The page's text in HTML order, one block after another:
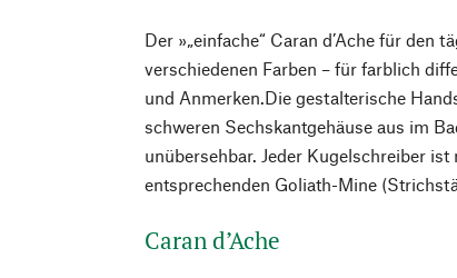
Der »„einfache“ Caran d’Ache für den
verschiedenen Farben – für farblich
und Anmerken.Die gestalterische
schweren Sechskantgehäuse aus im
unübersehbar. Jeder Kugelschreiber
entsprechenden Goliath-Mine
Caran d’Ache